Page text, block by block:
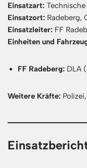
Einsatzart:
Einsatzort: Radeberg,
Einsatzleiter: FF
Einheiten und
FF Radeberg: DLA
Weitere Kräfte: